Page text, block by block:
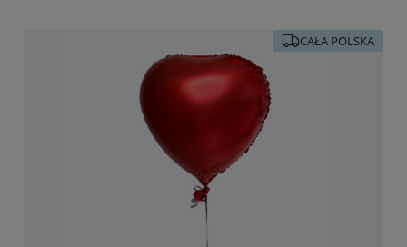
CAŁA POLSKA